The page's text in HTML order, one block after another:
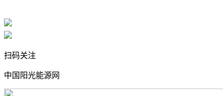
扫码关注
中国阳光能源网